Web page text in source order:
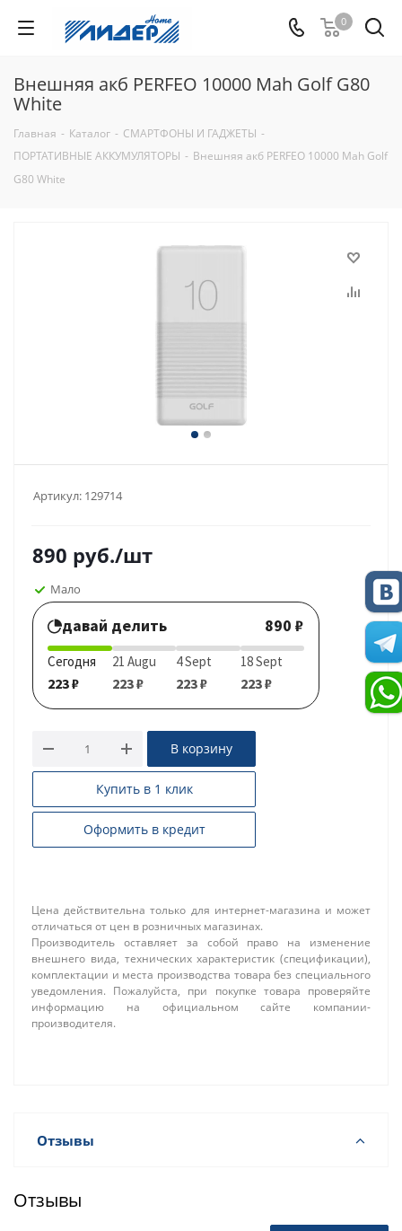
0
Внешняя акб PERFEO 10000 Mah Golf G80
White
Главная - Каталог - СМАРТФОНЫ И ГАДЖЕТЫ -
ПОРТАТИВНЫЕ АККУМУЛЯТОРЫ - Внешняя акб PERFEO 10000 Mah Golf
G80 White
Артикул: 129714
890 руб./шт
Мало
давай делить 890 ₽
Сегодня
223 ₽
21 Augu
223 ₽
4 Sept
223 ₽
18 Sept
223 ₽
В корзину
Купить в 1 клик
Оформить в кредит
Цена действительна только для интернет-магазина и может
отличаться от цен в розничных магазинах.
Производитель оставляет за собой право на изменение
внешнего вида, технических характеристик (спецификации),
комплектации и места производства товара без специального
уведомления. Пожалуйста, при покупке товара проверяйте
информацию на официальном сайте компании-
производителя.
Отзывы
Отзывы